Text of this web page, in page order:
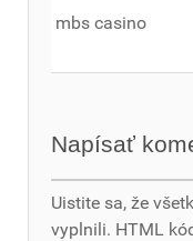
mbs casino
Napísať
Uistite sa, že
vyplnili. HTML